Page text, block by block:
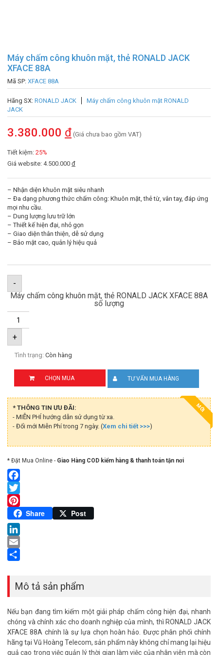
Máy chấm công khuôn mặt, thẻ RONALD JACK
XFACE 88A
Mã SP: XFACE 88A
Hãng SX: RONALD JACK
Máy chấm công khuôn mặt RONALD
JACK
3.380.000 đ (Giá chưa bao gồm VAT)
Tiết kiệm: 25%
Giá website: 4.500.000 đ
– Nhận diện khuôn mặt siêu nhanh
– Đa dạng phương thức chấm công: Khuôn mặt, thẻ từ, vân tay, đáp ứng
mọi nhu cầu.
– Dung lượng lưu trữ lớn
– Thiết kế hiện đại, nhỏ gọn
– Giao diện thân thiện, dễ sử dụng
– Bảo mật cao, quản lý hiệu quả
-
Máy chấm công khuôn mặt, thẻ RONALD JACK XFACE 88A
số lượng
+
Tình trạng: Còn hàng
CHỌN MUA TƯ VẤN MUA HÀNG
MỚI
* THÔNG TIN ƯU ĐÃI:
- MIỄN PHÍ hướng dẫn sử dụng từ xa.
- Đổi mới Miễn Phí trong 7 ngày. (Xem chi tiết >>>)
* Đặt Mua Online - Giao Hàng COD kiểm hàng & thanh toán tận nơi
Facebook
Twitter
Pinterest
Share Post
LinkedIn
Email
Mô tả sản phẩm
Nếu bạn đang tìm kiếm một giải pháp chấm công hiện đại, nhanh
chóng và chính xác cho doanh nghiệp của mình, thì RONALD JACK
XFACE 88A chính là sự lựa chọn hoàn hảo. Được phân phối chính
hãng tại Vũ Hoàng Telecom, sản phẩm này không chỉ mang lại hiệu
quả cao trong việc quản lý thời gian làm việc của nhân viên mà còn